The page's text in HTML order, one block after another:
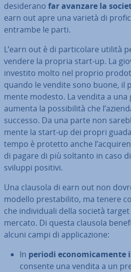
de­si­de­ra­no far avanzare la
earn out apre una varietà di
entrambe le parti.
L’earn out è di par­ti­co­la­re utilità
vendere la propria start-up. La
investito molto nel proprio
quando le vendite sono buone,
men­te modesto. La vendita a una
aumenta la pos­si­bi­li­tà che
successo. Da una parte non
men­te la start-up dei propri
tempo è protetto anche
di pagare di più soltanto in caso
sviluppi positivi.
Una clausola di earn out non
modello pre­sta­bi­li­to, ma tenere
che in­di­vi­dua­li della società
mercato. Di questa clausola
alcuni campi di ap­pli­ca­zio­ne:
In periodi eco­no­mi­ca­men­te
consente una vendita a un